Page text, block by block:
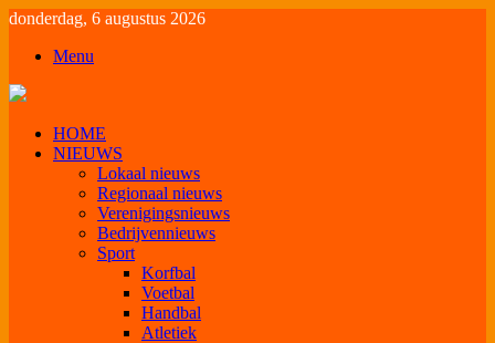
donderdag, 6 augustus 2026
Menu
HOME
NIEUWS
Lokaal nieuws
Regionaal nieuws
Verenigingsnieuws
Bedrijvennieuws
Sport
Korfbal
Voetbal
Handbal
Atletiek